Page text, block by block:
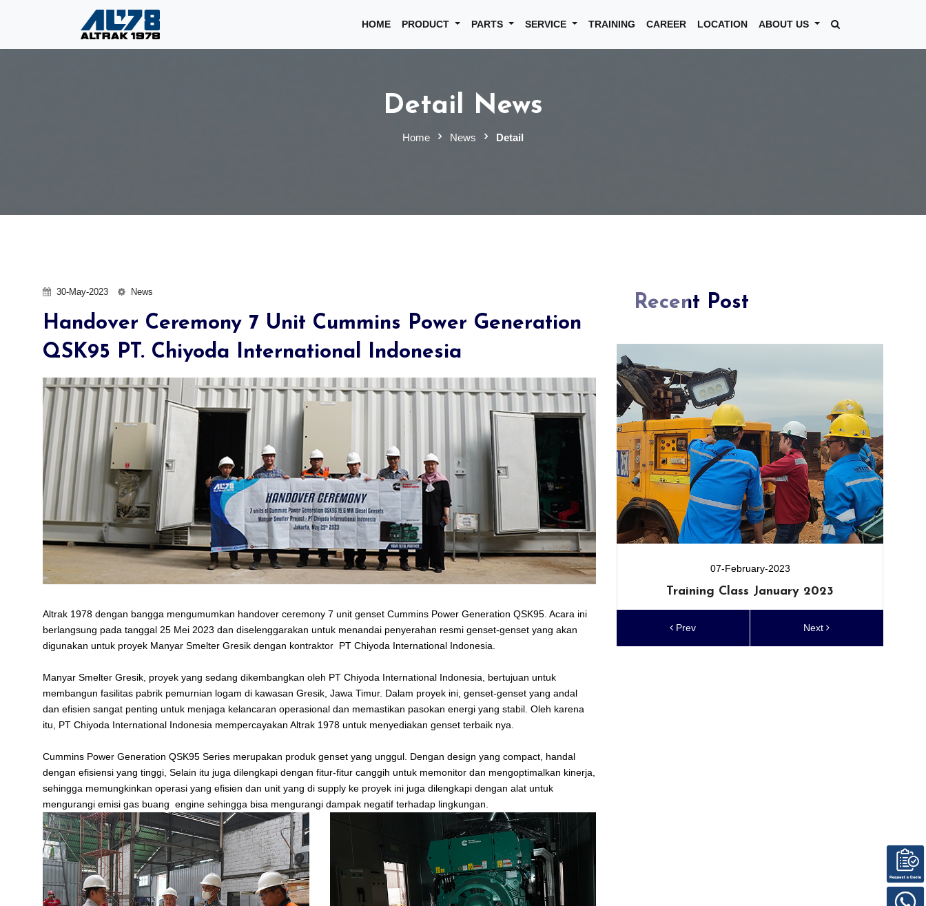
HOME PRODUCT PARTS SERVICE TRAINING CAREER LOCATION ABOUT US
Detail News
Home News Detail
30-May-2023 News
Handover Ceremony 7 Unit Cummins Power Generation
QSK95 PT. Chiyoda International Indonesia
Altrak 1978 dengan bangga mengumumkan handover ceremony 7 unit genset Cummins Power Generation QSK95. Acara ini
berlangsung pada tanggal 25 Mei 2023 dan diselenggarakan untuk menandai penyerahan resmi genset-genset yang akan
digunakan untuk proyek Manyar Smelter Gresik dengan kontraktor PT Chiyoda International Indonesia.
Manyar Smelter Gresik, proyek yang sedang dikembangkan oleh PT Chiyoda International Indonesia, bertujuan untuk
membangun fasilitas pabrik pemurnian logam di kawasan Gresik, Jawa Timur. Dalam proyek ini, genset-genset yang andal
dan efisien sangat penting untuk menjaga kelancaran operasional dan memastikan pasokan energi yang stabil. Oleh karena
itu, PT Chiyoda International Indonesia mempercayakan Altrak 1978 untuk menyediakan genset terbaik nya.
Cummins Power Generation QSK95 Series merupakan produk genset yang unggul. Dengan design yang compact, handal
dengan efisiensi yang tinggi, Selain itu juga dilengkapi dengan fitur-fitur canggih untuk memonitor dan mengoptimalkan kinerja,
sehingga memungkinkan operasi yang efisien dan unit yang di supply ke proyek ini juga dilengkapi dengan alat untuk
mengurangi emisi gas buang engine sehingga bisa mengurangi dampak negatif terhadap lingkungan.
Recent Post
31-December-2021 31-December-2021
Primex Lampung
07-February-2023
Training Class January 2023
Prev Next